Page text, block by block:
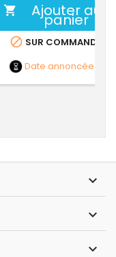
 Ajouter au
panier
 SUR COMMANDE
Date annoncée


